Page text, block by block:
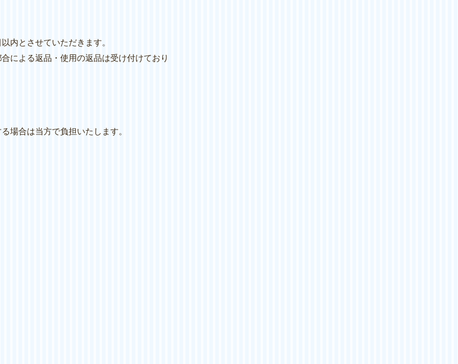
内とさせていただきます。
による返品・使用の返品は受け付けており
場合は当方で負担いたします。